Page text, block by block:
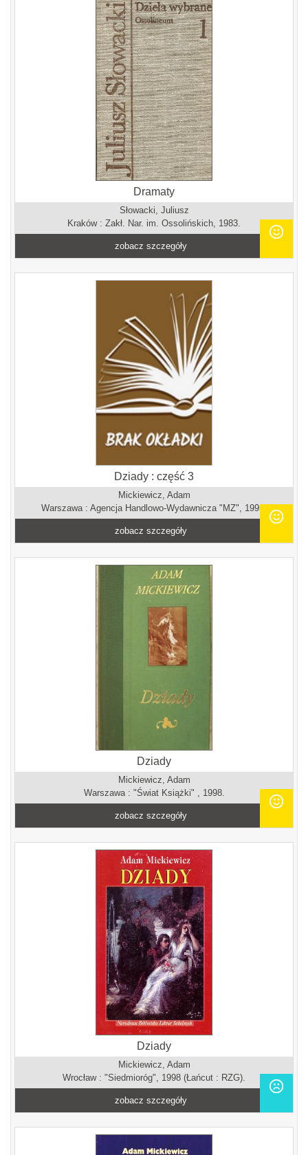
Dramaty
Słowacki, Juliusz
Kraków : Zakł. Nar. im. Ossolińskich, 1983.
zobacz szczegóły
Dziady : część 3
Mickiewicz, Adam
Warszawa : Agencja Handlowo-Wydawnicza "MZ", 1995.
zobacz szczegóły
Dziady
Mickiewicz, Adam
Warszawa : "Świat Książki" , 1998.
zobacz szczegóły
Dziady
Mickiewicz, Adam
Wrocław : "Siedmioróg", 1998 (Łańcut : RZG).
zobacz szczegóły